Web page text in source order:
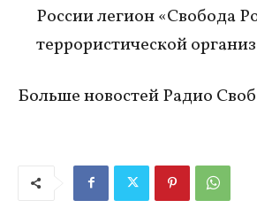
России легион «Свобода
террористической
Больше новостей Радио